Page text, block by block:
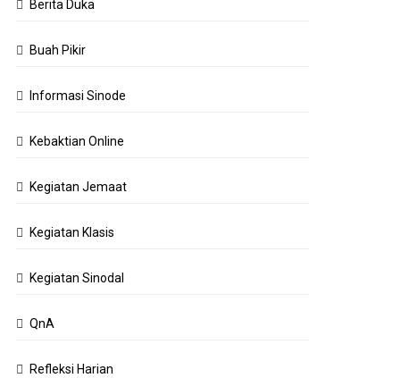
Berita Duka
Buah Pikir
Informasi Sinode
Kebaktian Online
Kegiatan Jemaat
Kegiatan Klasis
Kegiatan Sinodal
QnA
Refleksi Harian